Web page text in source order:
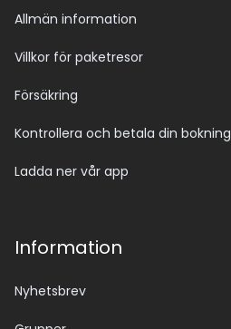
Allmän information
Villkor för paketresor
Försäkring
Kontrollera och betala din bokning
Ladda ner vår app
Information
Nyhetsbrev